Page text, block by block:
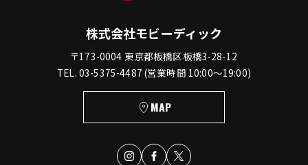
株式会社モビーディック
〒173-0004 東京都板橋区板橋3-28-12
TEL. 03-5375-4487 (営業時間 10:00〜19:00)
MAP